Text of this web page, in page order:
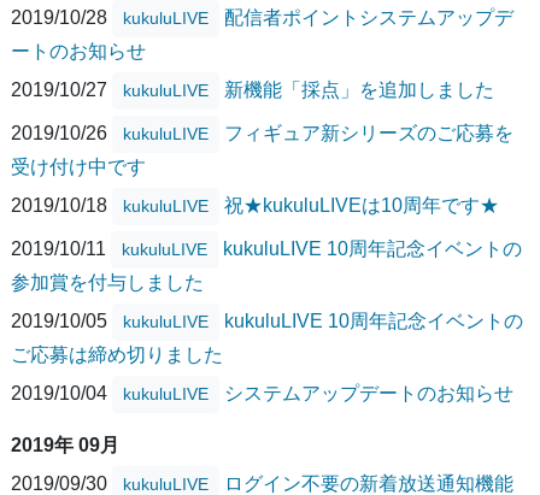
2019/10/28
kukuluLIVE
配信者ポイントシステムアップデ
ートのお知らせ
2019/10/27
kukuluLIVE 新機能「採点」を追加しました
2019/10/26 kukuluLIVE
フィギュア新シリーズのご応募を
受け付け中です
2019/10/18
kukuluLIVE 祝★kukuluLIVEは10周年です★
2019/10/11 kukuluLIVE
kukuluLIVE 10周年記念イベントの
参加賞を付与しました
2019/10/05
kukuluLIVE
kukuluLIVE 10周年記念イベントの
ご応募は締め切りました
2019/10/04
kukuluLIVE システムアップデートのお知らせ
2019年 09月
2019/09/30
kukuluLIVE
ログイン不要の新着放送通知機能